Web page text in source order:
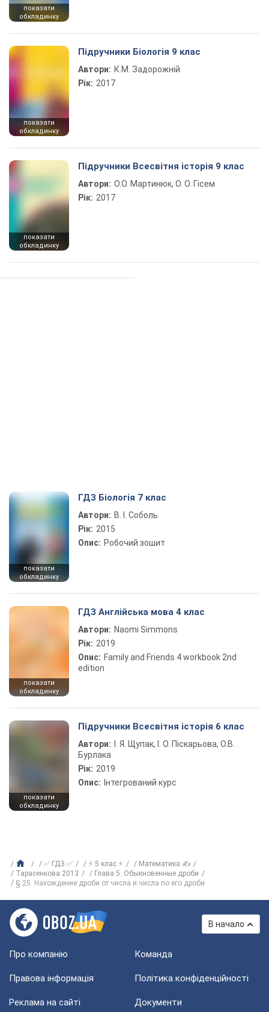
показати
обкладинку
показати
обкладинку
Підручники Біологія 9 клас
Автори: К.М. Задорожній
Рік: 2017
показати
обкладинку
Підручники Всесвітня історія 9 клас
Автори: О.О. Мартинюк, О. О. Гісем
Рік: 2017
показати
обкладинку
ГДЗ Біологія 7 клас
Автори: В. І. Соболь
Рік: 2015
Опис: Робочий зошит
показати
обкладинку
ГДЗ Англійська мова 4 клас
Автори: Naomi Simmons
Рік: 2019
Опис: Family and Friends 4 workbook 2nd
edition
показати
обкладинку
Підручники Всесвітня історія 6 клас
Автори:
І. Я. Щупак, І. О. Піскарьова, О.В.
Бурлака
Рік: 2019
Опис: Інтегрований курс
✅ ГДЗ ✅ ⚡ 5 клас ⚡
Математика ✍
Тарасенкова 2013
Глава 5. Обыкновенные дроби
§ 25. Нахождение дроби от числа и числа по его дроби
В начало
Про компанію Команда
Правова інформація Політика конфіденційності
Реклама на сайті Документи